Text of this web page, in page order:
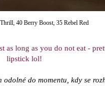
40 Berry Boost, 35 Rebel Red
as long as you do not eat -
lipstick lol!
do momentu, kdy se